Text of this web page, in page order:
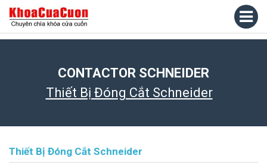
CONTACTOR SCHNEIDER
Thiết Bị Đóng Cắt Schneider
Thiết Bị Đóng Cắt Schneider